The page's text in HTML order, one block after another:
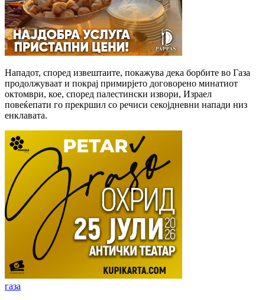
Нападот, според извештаите, покажува дека борбите во Газа
продолжуваат и покрај примирјето договорено минатиот
октомври, кое, според палестински извори, Израел
повеќепати го прекршил со речиси секојдневни напади низ
енклавата.
газа